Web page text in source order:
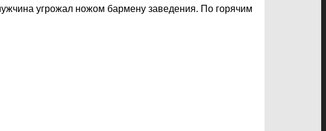
угрожал ножом бармену заведения. По горячим